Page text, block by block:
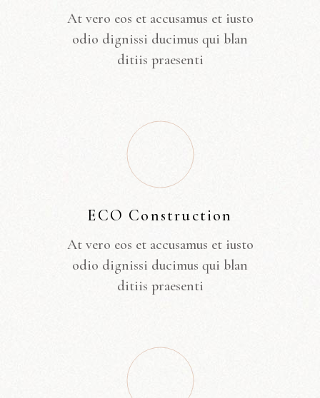
At vero eos et accusamus et iusto
odio dignissi ducimus qui blan
ditiis praesenti
ECO Construction
At vero eos et accusamus et iusto
odio dignissi ducimus qui blan
ditiis praesenti